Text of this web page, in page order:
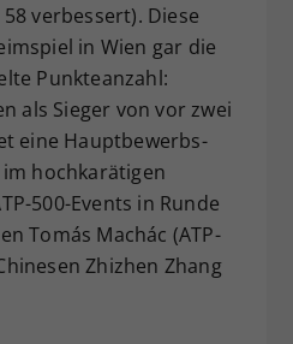
verbessert). Diese
in Wien gar die
Punkteanzahl:
als Sieger von vor zwei
eine Hauptbewerbs-
hochkarätigen
500-Events in Runde
Tomás Machác (ATP-
Zhizhen Zhang